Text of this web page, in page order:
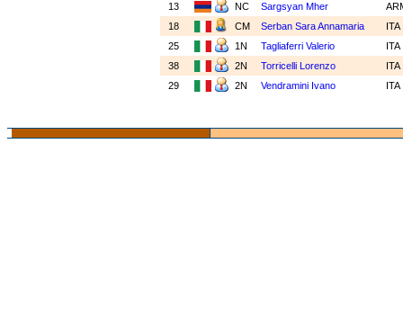
13
NC Sargsyan Mher
18
CM Serban Sara Annamaria
ITA
25
1N Tagliaferri Valerio
ITA
38
2N Torricelli Lorenzo
ITA
29
2N Vendramini Ivano ITA